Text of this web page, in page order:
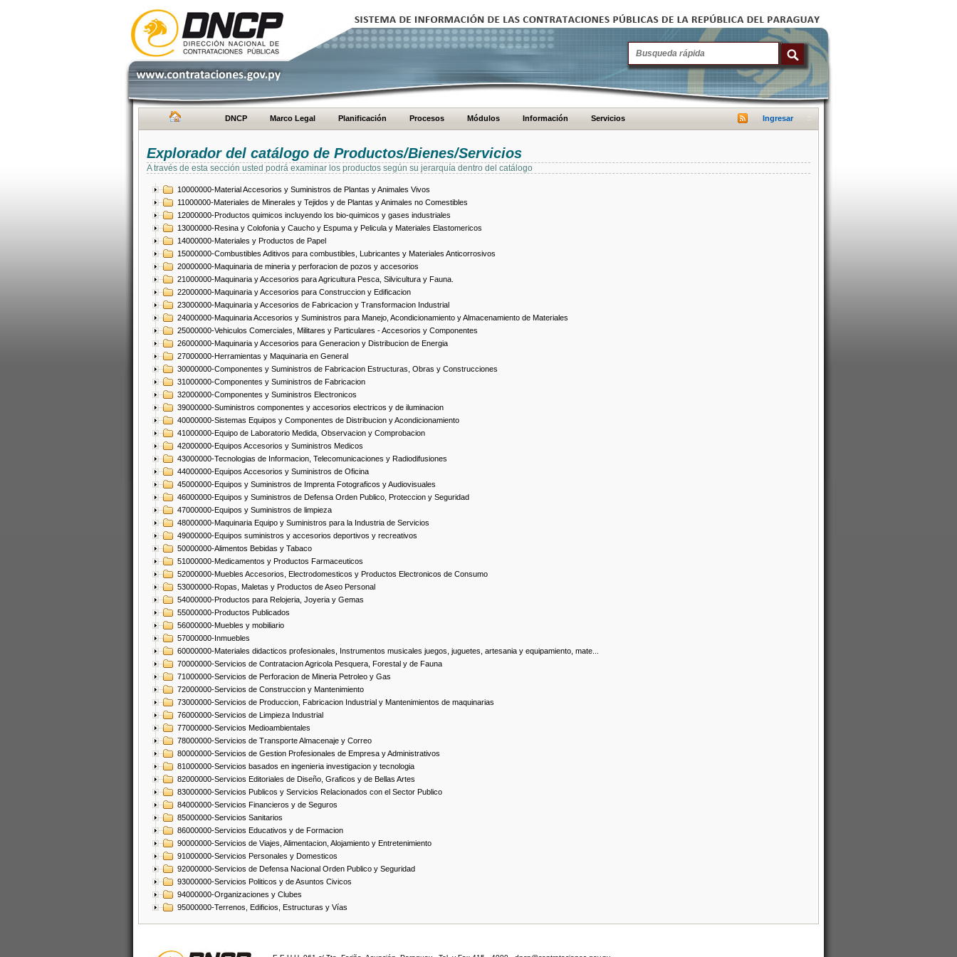
DNCP Marco Legal Planificación Procesos Módulos Información Servicios Ingresar
Explorador del catálogo de Productos/Bienes/Servicios
A través de esta sección usted podrá examinar los productos según su jerarquía dentro del catálogo
10000000-Material Accesorios y Suministros de Plantas y Animales Vivos
11000000-Materiales de Minerales y Tejidos y de Plantas y Animales no Comestibles
12000000-Productos quimicos incluyendo los bio-quimicos y gases industriales
13000000-Resina y Colofonia y Caucho y Espuma y Pelicula y Materiales Elastomericos
14000000-Materiales y Productos de Papel
15000000-Combustibles Aditivos para combustibles, Lubricantes y Materiales Anticorrosivos
20000000-Maquinaria de mineria y perforacion de pozos y accesorios
21000000-Maquinaria y Accesorios para Agricultura Pesca, Silvicultura y Fauna.
22000000-Maquinaria y Accesorios para Construccion y Edificacion
23000000-Maquinaria y Accesorios de Fabricacion y Transformacion Industrial
24000000-Maquinaria Accesorios y Suministros para Manejo, Acondicionamiento y Almacenamiento de Materiales
25000000-Vehiculos Comerciales, Militares y Particulares - Accesorios y Componentes
26000000-Maquinaria y Accesorios para Generacion y Distribucion de Energia
27000000-Herramientas y Maquinaria en General
30000000-Componentes y Suministros de Fabricacion Estructuras, Obras y Construcciones
31000000-Componentes y Suministros de Fabricacion
32000000-Componentes y Suministros Electronicos
39000000-Suministros componentes y accesorios electricos y de iluminacion
40000000-Sistemas Equipos y Componentes de Distribucion y Acondicionamiento
41000000-Equipo de Laboratorio Medida, Observacion y Comprobacion
42000000-Equipos Accesorios y Suministros Medicos
43000000-Tecnologias de Informacion, Telecomunicaciones y Radiodifusiones
44000000-Equipos Accesorios y Suministros de Oficina
45000000-Equipos y Suministros de Imprenta Fotograficos y Audiovisuales
46000000-Equipos y Suministros de Defensa Orden Publico, Proteccion y Seguridad
47000000-Equipos y Suministros de limpieza
48000000-Maquinaria Equipo y Suministros para la Industria de Servicios
49000000-Equipos suministros y accesorios deportivos y recreativos
50000000-Alimentos Bebidas y Tabaco
51000000-Medicamentos y Productos Farmaceuticos
52000000-Muebles Accesorios, Electrodomesticos y Productos Electronicos de Consumo
53000000-Ropas, Maletas y Productos de Aseo Personal
54000000-Productos para Relojeria, Joyeria y Gemas
55000000-Productos Publicados
56000000-Muebles y mobiliario
57000000-Inmuebles
60000000-Materiales didacticos profesionales, Instrumentos musicales juegos, juguetes, artesania y equipamiento, mate...
70000000-Servicios de Contratacion Agricola Pesquera, Forestal y de Fauna
71000000-Servicios de Perforacion de Mineria Petroleo y Gas
72000000-Servicios de Construccion y Mantenimiento
73000000-Servicios de Produccion, Fabricacion Industrial y Mantenimientos de maquinarias
76000000-Servicios de Limpieza Industrial
77000000-Servicios Medioambientales
78000000-Servicios de Transporte Almacenaje y Correo
80000000-Servicios de Gestion Profesionales de Empresa y Administrativos
81000000-Servicios basados en ingenieria investigacion y tecnologia
82000000-Servicios Editoriales de Diseño, Graficos y de Bellas Artes
83000000-Servicios Publicos y Servicios Relacionados con el Sector Publico
84000000-Servicios Financieros y de Seguros
85000000-Servicios Sanitarios
86000000-Servicios Educativos y de Formacion
90000000-Servicios de Viajes, Alimentacion, Alojamiento y Entretenimiento
91000000-Servicios Personales y Domesticos
92000000-Servicios de Defensa Nacional Orden Publico y Seguridad
93000000-Servicios Politicos y de Asuntos Civicos
94000000-Organizaciones y Clubes
95000000-Terrenos, Edificios, Estructuras y Vías